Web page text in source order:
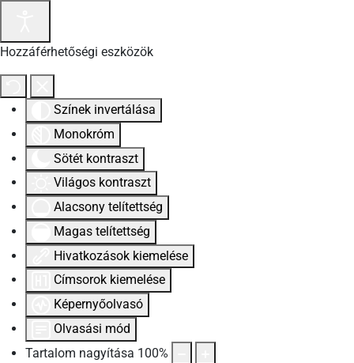
Hozzáférhetőségi eszközök
Színek invertálása
Monokróm
Sötét kontraszt
Világos kontraszt
Alacsony telítettség
Magas telítettség
Hivatkozások kiemelése
Címsorok kiemelése
Képernyőolvasó
Olvasási mód
Tartalom nagyítása 100%